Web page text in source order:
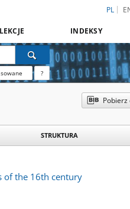
PL
INDEKSY
?
STRUKTURA
of the 16th century